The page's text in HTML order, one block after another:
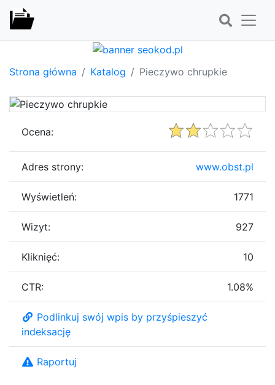
Strona główna Katalog Pieczywo chrupkie
Ocena:
Adres strony: www.obst.pl
Wyświetleń: 1771
Wizyt: 927
Kliknięć: 10
CTR: 1.08%
Podlinkuj swój wpis by przyśpieszyć
indeksację
Raportuj